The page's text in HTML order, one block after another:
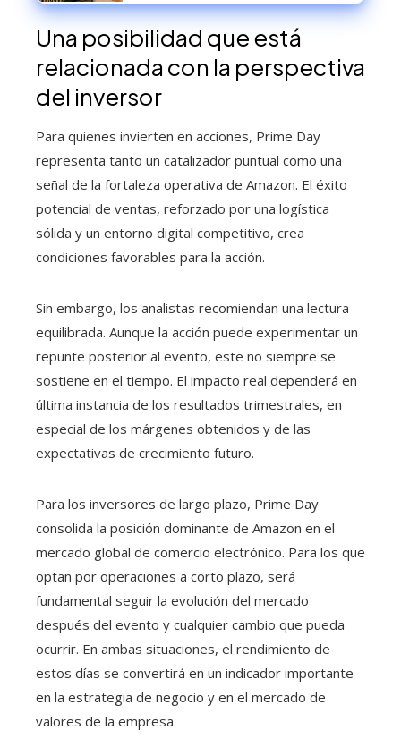
Una posibilidad que está
relacionada con la perspectiva
del inversor
Para quienes invierten en acciones, Prime Day
representa tanto un catalizador puntual como una
señal de la fortaleza operativa de Amazon. El éxito
potencial de ventas, reforzado por una logística
sólida y un entorno digital competitivo, crea
condiciones favorables para la acción.
Sin embargo, los analistas recomiendan una lectura
equilibrada. Aunque la acción puede experimentar un
repunte posterior al evento, este no siempre se
sostiene en el tiempo. El impacto real dependerá en
última instancia de los resultados trimestrales, en
especial de los márgenes obtenidos y de las
expectativas de crecimiento futuro.
Para los inversores de largo plazo, Prime Day
consolida la posición dominante de Amazon en el
mercado global de comercio electrónico. Para los que
optan por operaciones a corto plazo, será
fundamental seguir la evolución del mercado
después del evento y cualquier cambio que pueda
ocurrir. En ambas situaciones, el rendimiento de
estos días se convertirá en un indicador importante
en la estrategia de negocio y en el mercado de
valores de la empresa.